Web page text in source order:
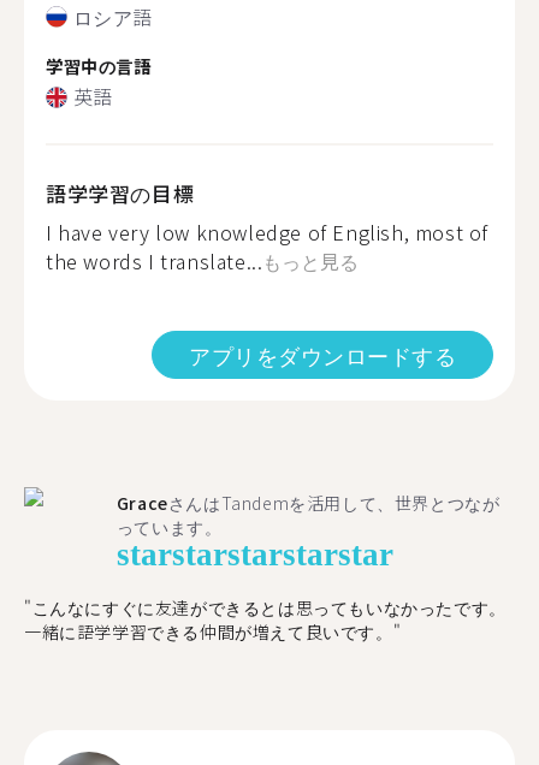
ロシア語
学習中の言語
英語
語学学習の目標
I have very low knowledge of English, most of
the words I translate...もっと見る
アプリをダウンロードする
GraceさんはTandemを活用して、世界とつなが
っています。
starstarstarstarstar
"こんなにすぐに友達ができるとは思ってもいなかったです。
一緒に語学学習できる仲間が増えて良いです。"